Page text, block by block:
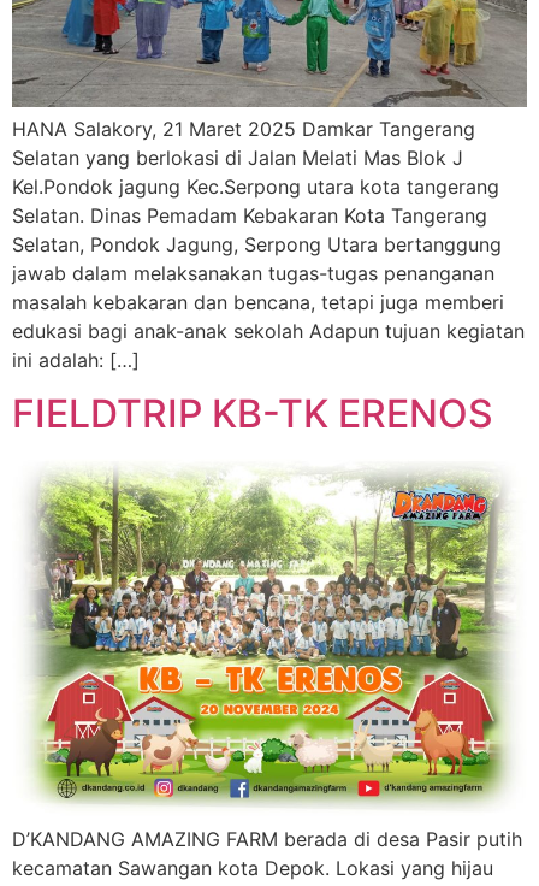
HANA Salakory, 21 Maret 2025 Damkar Tangerang
Selatan yang berlokasi di Jalan Melati Mas Blok J
Kel.Pondok jagung Kec.Serpong utara kota tangerang
Selatan. Dinas Pemadam Kebakaran Kota Tangerang
Selatan, Pondok Jagung, Serpong Utara bertanggung
jawab dalam melaksanakan tugas-tugas penanganan
masalah kebakaran dan bencana, tetapi juga memberi
edukasi bagi anak-anak sekolah Adapun tujuan kegiatan
ini adalah: […]
FIELDTRIP KB-TK ERENOS
D’KANDANG AMAZING FARM berada di desa Pasir putih
kecamatan Sawangan kota Depok. Lokasi yang hijau